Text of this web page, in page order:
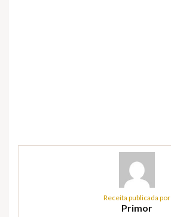
Receita publicada por
Primor